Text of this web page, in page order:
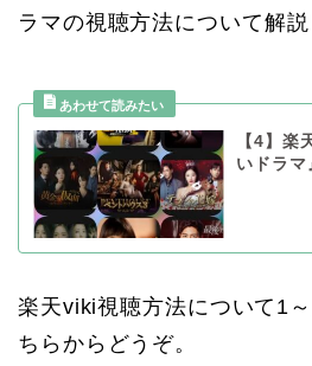
ラマの視聴方法について解説
【4】楽
いドラ
楽天viki視聴方法について1
ちらからどうぞ。